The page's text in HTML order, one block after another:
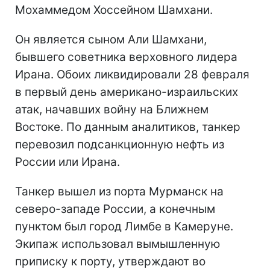
Мохаммедом Хоссейном Шамхани.
Он является сыном Али Шамхани,
бывшего советника верховного лидера
Ирана. Обоих ликвидировали 28 февраля
в первый день американо-израильских
атак, начавших войну на Ближнем
Востоке. По данным аналитиков, танкер
перевозил подсанкционную нефть из
России или Ирана.
Танкер вышел из порта Мурманск на
северо-западе России, а конечным
пунктом был город Лимбе в Камеруне.
Экипаж использовал вымышленную
приписку к порту, утверждают во